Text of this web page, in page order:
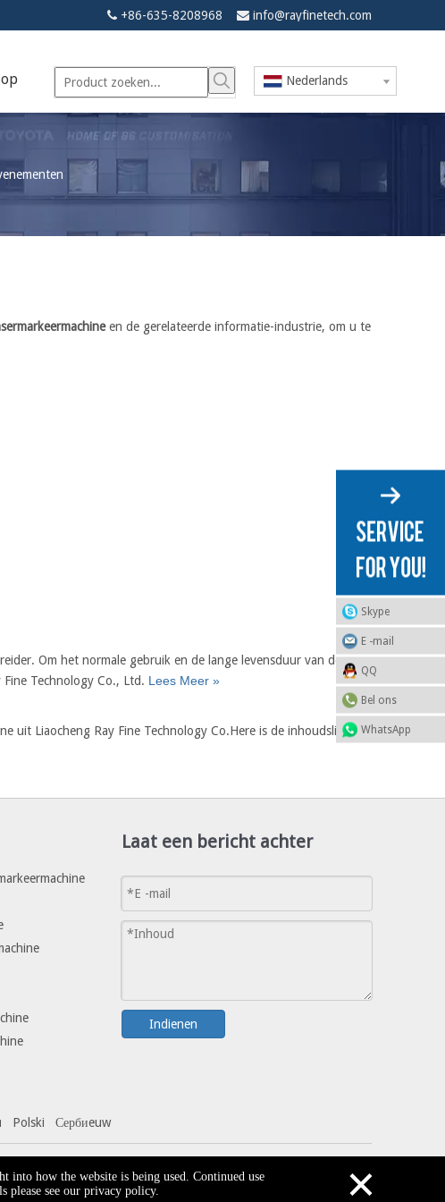
 +86-635-8208968  info@rayfinetech.com
Nederlands
en de gerelateerde informatie-industrie, om u te
Om het normale gebruik en de lange levensduur van de
Fine Technology Co., Ltd. Lees Meer »
uit Liaocheng Ray Fine Technology Co.Here is de inhoudslijst:
Laat een bericht achter
Indienen
Polski Сербиeuw
Skype
E -mail
QQ
Bel ons
WhatsApp
into how the website is being used. Continued use
please see our privacy policy.
×